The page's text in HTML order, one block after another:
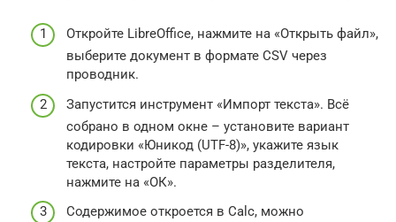
Откройте LibreOffice, нажмите на «Открыть файл»,
выберите документ в формате CSV через
проводник.
Запустится инструмент «Импорт текста». Всё
собрано в одном окне – установите вариант
кодировки «Юникод (UTF-8)», укажите язык
текста, настройте параметры разделителя,
нажмите на «ОК».
Содержимое откроется в Calc, можно